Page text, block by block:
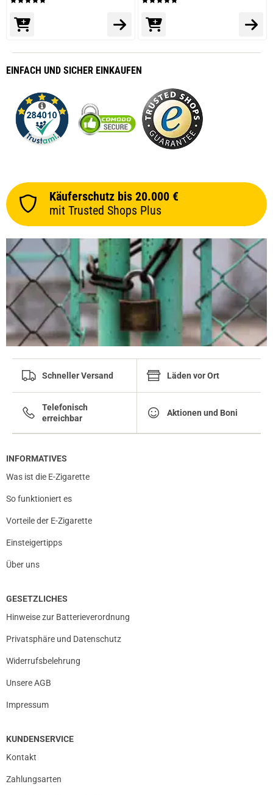
EINFACH UND SICHER EINKAUFEN
Käuferschutz bis 20.000 €
mit Trusted Shops Plus
Schneller Versand Läden vor Ort
Telefonisch
erreichbar
Aktionen und Boni
INFORMATIVES
Was ist die E-Zigarette
So funktioniert es
Vorteile der E-Zigarette
Einsteigertipps
Über uns
GESETZLICHES
Hinweise zur Batterieverordnung
Privatsphäre und Datenschutz
Widerrufsbelehrung
Unsere AGB
Impressum
KUNDENSERVICE
Kontakt
Zahlungsarten